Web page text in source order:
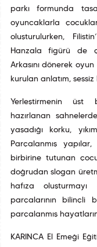
parkı formunda
oyuncaklarla
oluşturulurken,
Hanzala figürü de
Arkasını dönerek
kurulan anlatım, sessiz
Yerleştirmenin üst
hazırlanan
yaşadığı korku,
Parçalanmış
birbirine tutunan
doğrudan slogan
hafıza oluşturmayı
parçalarının bilinçli
parçalanmış
KARINCA El Emeği